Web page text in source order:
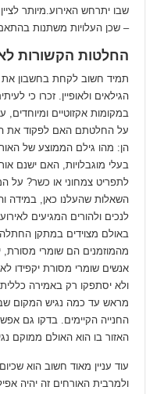
שבו יתרחש האירוע.מיותר
– שכן העלויות משתנות
החלטות הקשורות
תמיד חשוב לקחת בחשבון את
הגילאים ולאופיין. זכרו כי
במקומות אקזוטיים
על החלטתם האם לפקוד את
הן: מהו גילם הממוצע של
בעלי מוגבלויות, האם ישנם
לתפריט צמחוני או כשר? על
השאלות שהעלנו כאן, במידה
לנכים ולהורים המגיעים
באולם מצוידים במתקן
מהמוזמנים הם שומרי מסורת,
אנשים שומרי מסורת יקפידו
ולא יסתפקו רק באמירה
מראש עד כמה נגיש המקום
החנייה הקיימים. בדקו גם
האזור בו הוא האולם ממוקם
עוד עניין מאוד חשוב הוא
ולמרבית האורחים זה יהיה